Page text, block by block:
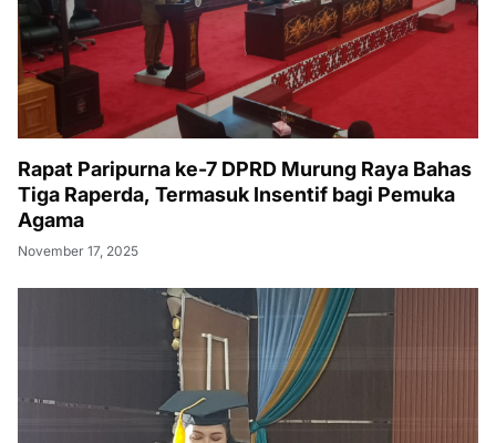
Rapat Paripurna ke-7 DPRD Murung Raya Bahas
Tiga Raperda, Termasuk Insentif bagi Pemuka
Agama
November 17, 2025